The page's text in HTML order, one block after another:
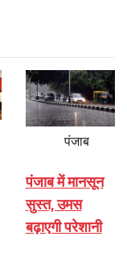
पंजाब
पंजाब में मानसून
सुस्त, उमस
बढ़ाएगी परेशानी